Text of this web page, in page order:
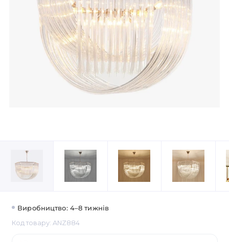
Виробництво: 4–8 тижнів
Код товару: ANZ884